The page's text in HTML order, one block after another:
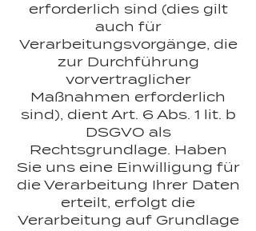
erforderlich sind (dies gilt
auch für
Verarbeitungsvorgänge, die
zur Durchführung
vorvertraglicher
Maßnahmen erforderlich
sind), dient Art. 6 Abs. 1 lit. b
DSGVO als
Rechtsgrundlage. Haben
Sie uns eine Einwilligung für
die Verarbeitung Ihrer Daten
erteilt, erfolgt die
Verarbeitung auf Grundlage